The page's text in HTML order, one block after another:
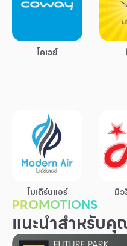
สมาชิก F-MEMBER
กิจกรรมและโปรโมชั่น
แผนผังร้านค้า
บริการ
เพื่อสังคม
ฟิวเจอร์ซิตี้
IR
โคเวย์
โมเดิร์นแอร์ มิ
PROMOTIONS
แนะนำสำหรับ